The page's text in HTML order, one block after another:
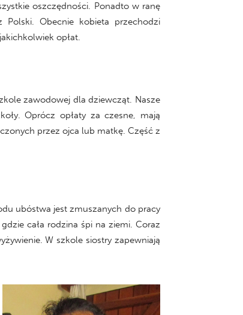
oszczędności. Ponadto w ranę
Polski. Obecnie kobieta przechodzi
opłat.
zawodowej dla dziewcząt. Nasze
Oprócz opłaty za czesne, mają
przez ojca lub matkę. Część z
ubóstwa jest zmuszanych do pracy
cała rodzina śpi na ziemi. Coraz
W szkole siostry zapewniają